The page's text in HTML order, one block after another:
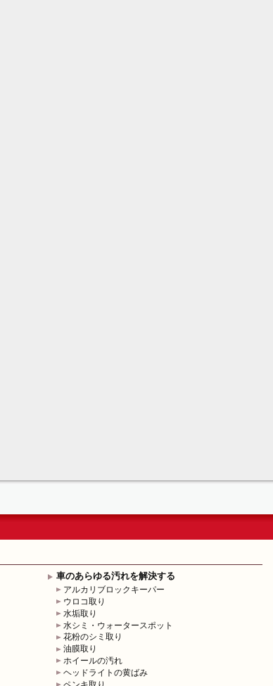
車のあらゆる汚れを解決する
アルカリブロックキーパー
ウロコ取り
水垢取り
水シミ・ウォータースポット
花粉のシミ取り
油膜取り
ホイールの汚れ
ヘッドライトの黄ばみ